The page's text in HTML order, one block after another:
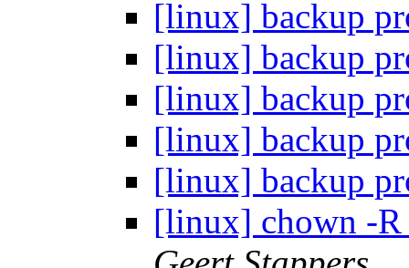
[linux] backup
[linux] backup
[linux] backup
[linux] backup
[linux] backup
[linux] chown -R